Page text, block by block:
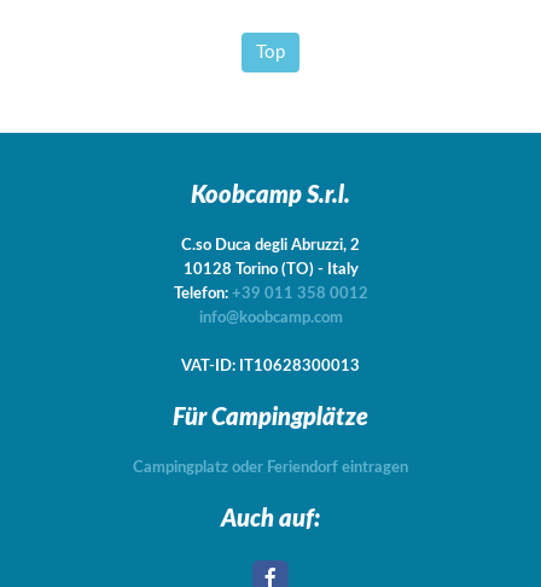
Top
Koobcamp S.r.l.
C.so Duca degli Abruzzi, 2
10128 Torino (TO) - Italy
Telefon: +39 011 358 0012
info@koobcamp.com
VAT-ID: IT10628300013
Für Campingplätze
Campingplatz oder Feriendorf eintragen
Auch auf: